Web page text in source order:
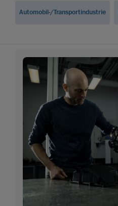
Automobil-/Transportindustrie